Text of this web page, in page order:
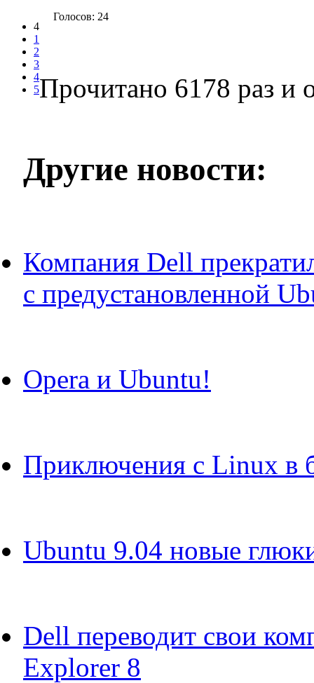
4
1
2
3
4
5
Голосов: 24
Прочитано 6178 раз и
Другие новости:
Компания Dell
с предустановленной
Opera и Ubuntu!
Приключения с Linux в
Ubuntu 9.04 новые
Dell переводит свои
Explorer 8